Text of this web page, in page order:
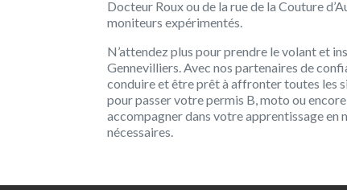
Docteur Roux ou de la rue de la Couture
moniteurs expérimentés.
N’attendez plus pour prendre le volant et
Gennevilliers. Avec nos partenaires de
conduire et être prêt à affronter toutes les
pour passer votre permis B, moto ou
accompagner dans votre apprentissage
nécessaires.